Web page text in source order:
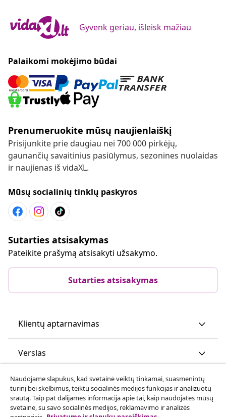
Gyvenk geriau, išleisk mažiau
Palaikomi mokėjimo būdai
Prenumeruokite mūsų naujienlaiškį
Prisijunkite prie daugiau nei 700 000 pirkėjų,
gaunančių savaitinius pasiūlymus, sezonines nuolaidas
ir naujienas iš vidaXL.
Mūsų socialinių tinklų paskyros
Sutarties atsisakymas
Pateikite prašymą atsisakyti užsakymo.
Sutarties atsisakymas
Klientų aptarnavimas
Verslas
vidaXL
Atraskite daugiau
Naudojame slapukus, kad svetainė veiktų tinkamai, suasmenintų
turinį bei skelbimus, teiktų socialinės medijos funkcijas ir analizuotų
srautą. Taip pat dalijamės informacija apie tai, kaip naudojatės mūsų
svetaine, su savo socialinės medijos, reklamavimo ir analizės